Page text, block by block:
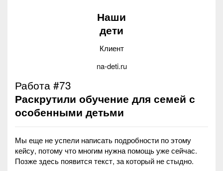
Наши
дети
Клиент
na-deti.ru
Работа #73
Раскрутили обучение для семей с
особенными детьми
Мы еще не успели написать подробности по этому
кейсу, потому что многим нужна помощь уже сейчас.
Позже здесь появится текст, за который не стыдно.